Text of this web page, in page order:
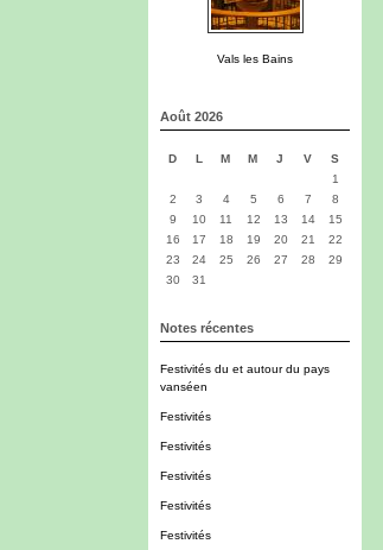
Vals les Bains
Août 2026
D L M M J V
S
1
2
3 4 5 6 7
8
9
10 11 12 13 14
15
16
17 18 19 20 21
22
23
24 25 26 27 28
29
30
31
Notes récentes
Festivités du et autour du pays
vanséen
Festivités
Festivités
Festivités
Festivités
Festivités